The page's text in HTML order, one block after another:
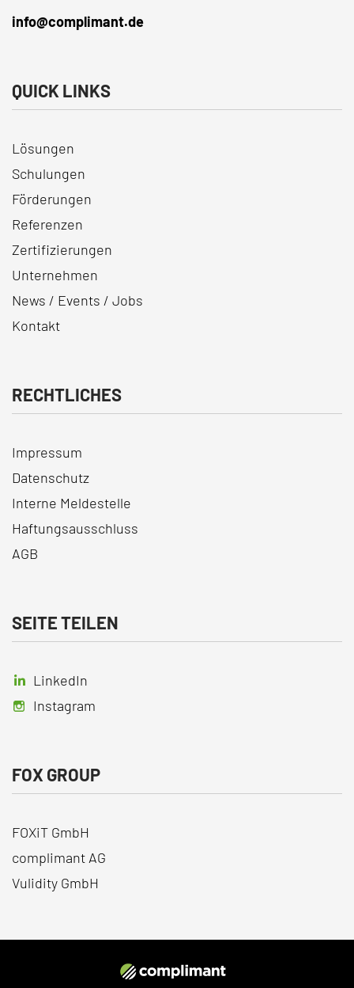
info@complimant.de
QUICK LINKS
Lösungen
Schulungen
Förderungen
Referenzen
Zertifizierungen
Unternehmen
News / Events / Jobs
Kontakt
RECHTLICHES
Impressum
Datenschutz
Interne Meldestelle
Haftungsausschluss
AGB
SEITE TEILEN
LinkedIn
Instagram
FOX GROUP
FOXiT GmbH
complimant AG
Vulidity GmbH